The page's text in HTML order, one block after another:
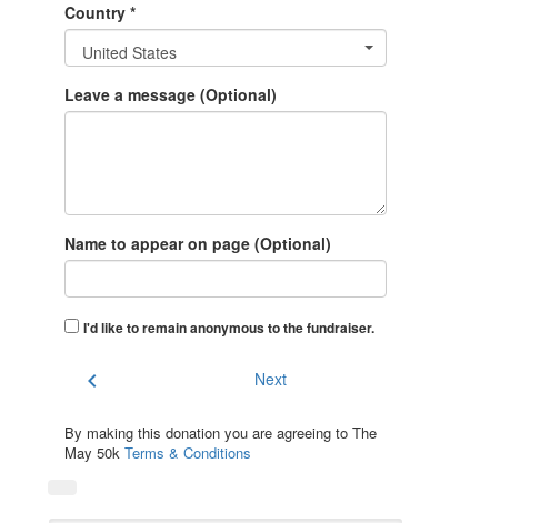
Country *
United States
Leave a message (Optional)
Name to appear on page (Optional)
I'd like to remain anonymous to the fundraiser.
chevron_left Next
By making this donation you are agreeing to The
May 50k Terms & Conditions